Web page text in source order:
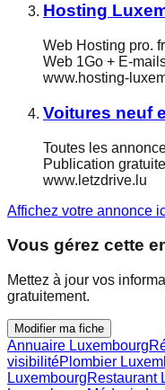
Hosting
Web Hosting pro.
Web 1Go + E-
www.hosting-
Voitures neuf
Toutes les
Publication
www.letzdrive.lu
Affichez votre annonce
Vous gérez cette
Mettez à jour vos
gratuitement.
Modifier ma fiche
Annuaire Luxembourg
visibilitéPlombier
LuxembourgRestaurant